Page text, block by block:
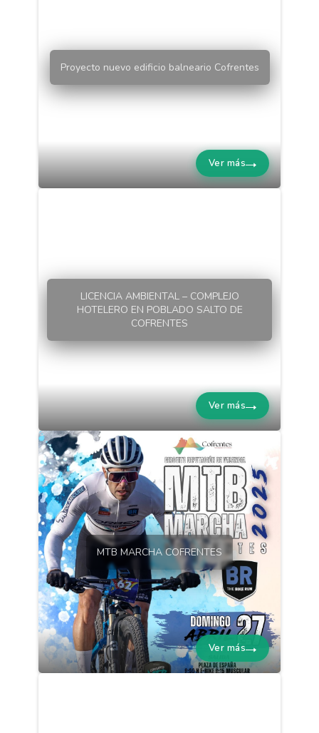
Proyecto nuevo edificio balneario Cofrentes
Ver más
LICENCIA AMBIENTAL – COMPLEJO
HOTELERO EN POBLADO SALTO DE
COFRENTES
Ver más
MTB MARCHA COFRENTES
Ver más